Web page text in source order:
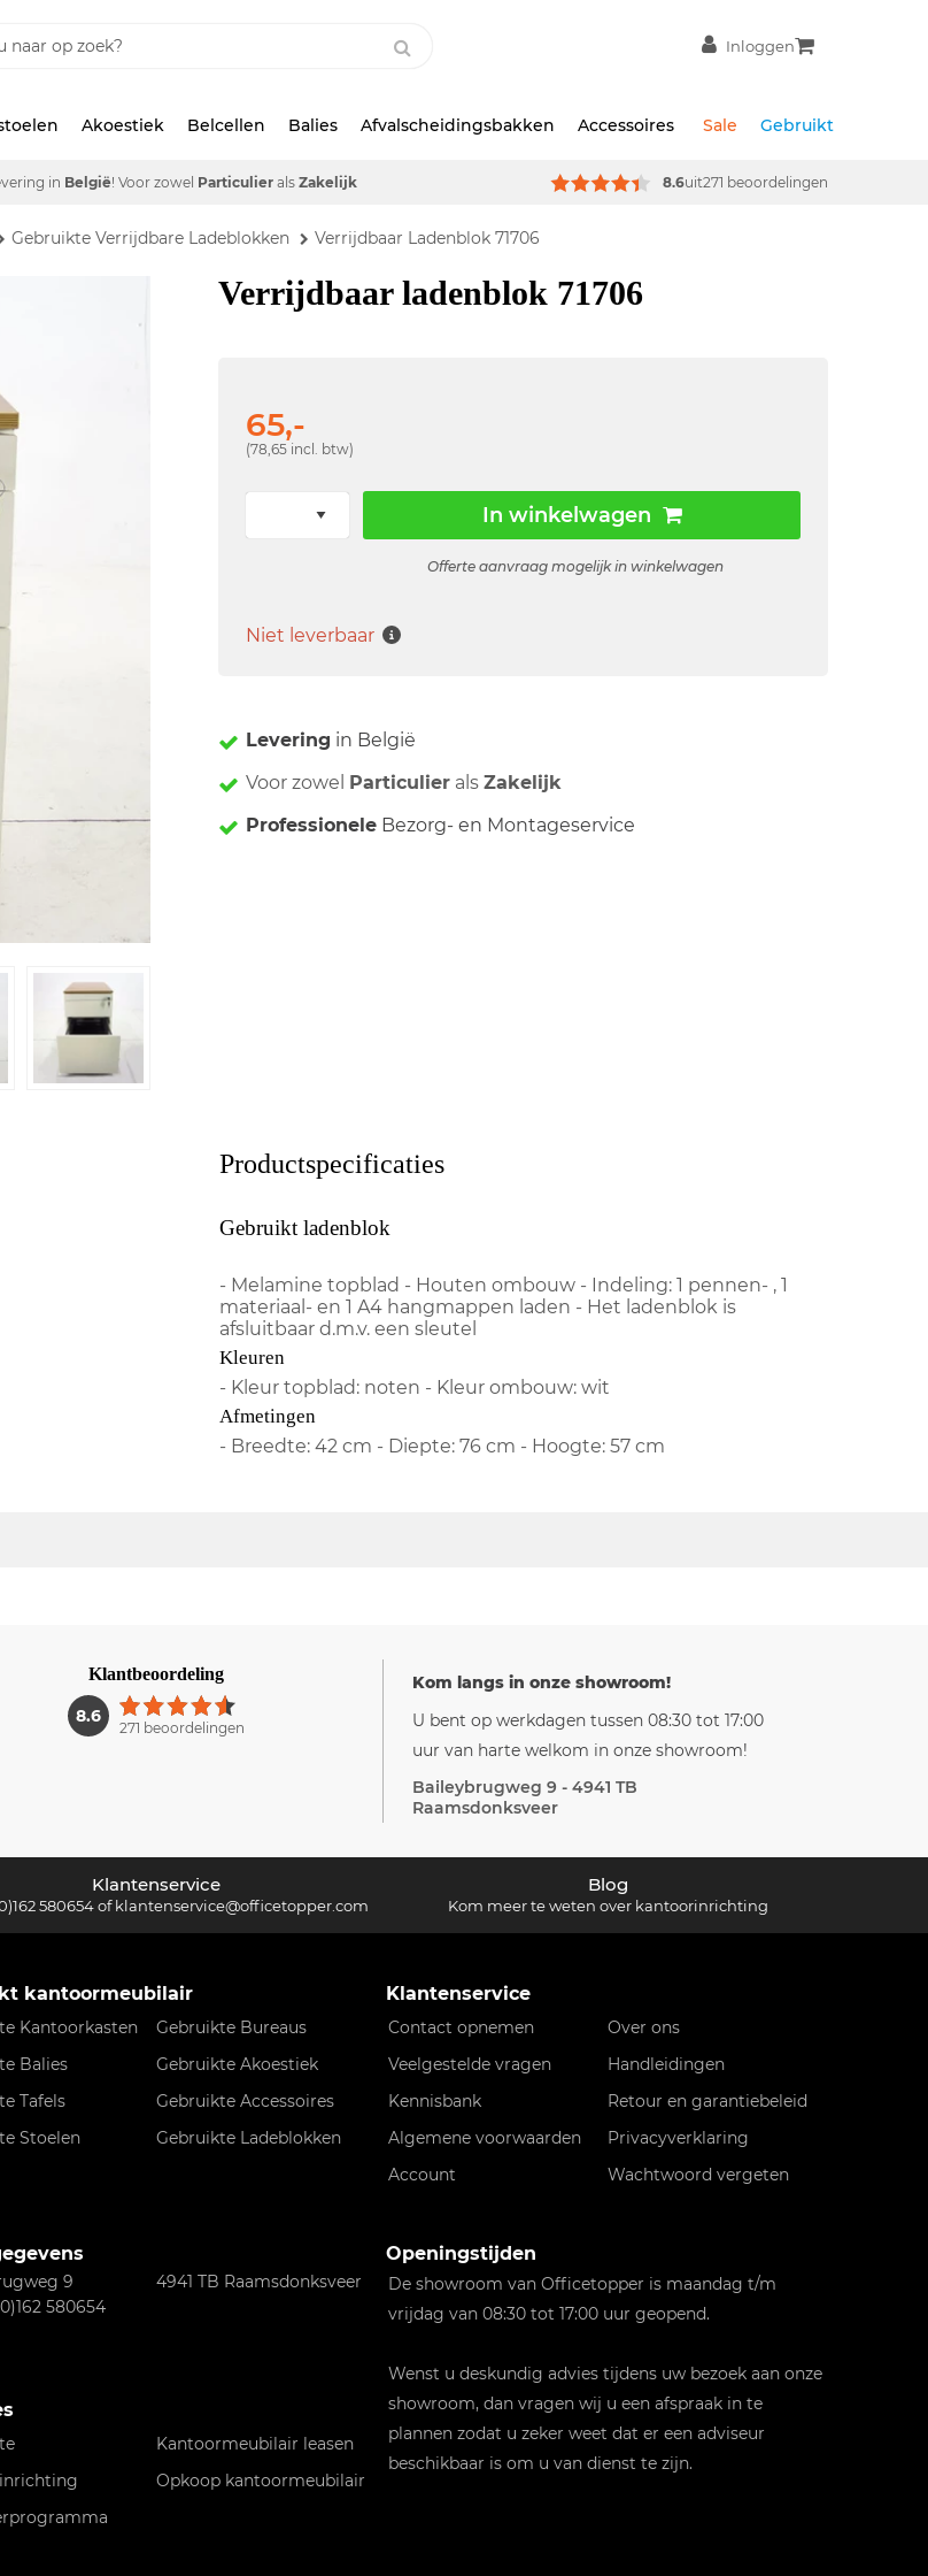
Inloggen
Akoestiek Belcellen Balies Afvalscheidingsbakken Accessoires Sale Gebruikt
in België! Voor zowel Particulier als Zakelijk 8.6uit271 beoordelingen
Gebruikte Verrijdbare Ladeblokken Verrijdbaar Ladenblok 71706
Verrijdbaar ladenblok 71706
65,-
(78,65 incl. btw)
In winkelwagen
Offerte aanvraag mogelijk in winkelwagen
Niet leverbaar
Levering in België
Voor zowel Particulier alsZakelijk
Professionele Bezorg- en Montageservice
Productspecificaties
Gebruikt ladenblok
- Melamine topblad - Houten ombouw - Indeling: 1 pennen- , 1
materiaal- en 1 A4 hangmappen laden - Het ladenblok is
afsluitbaar d.m.v. een sleutel
Kleuren
- Kleur topblad: noten - Kleur ombouw: wit
Afmetingen
- Breedte: 42 cm - Diepte: 76 cm - Hoogte: 57 cm
Klantbeoordeling
8.6 1
271 beoordelingen
Kom langs in onze showroom!
U bent op werkdagen tussen 08:30 tot 17:00
uur van harte welkom in onze showroom!
Baileybrugweg 9 - 4941 TB
Raamsdonksveer
Klantenservice
580654ofklantenservice@officetopper.com
Blog
Kom meer te weten over kantoorinrichting
kantoormeubilair
Kantoorkasten
Gebruikte Bureaus
Balies
Gebruikte Akoestiek
Tafels
Gebruikte Accessoires
Stoelen
Gebruikte Ladeblokken
9
4941 TB Raamsdonksveer
580654
Kantoormeubilair leasen
Opkoop kantoormeubilair
Klantenservice
Contact opnemen
Over ons
Veelgestelde vragen
Handleidingen
Kennisbank
Retour en garantiebeleid
Algemene voorwaarden
Privacyverklaring
Account
Wachtwoord vergeten
Openingstijden
De showroom van Officetopper is maandag t/m
vrijdag van 08:30 tot 17:00 uur geopend.
Wenst u deskundig advies tijdens uw bezoek aan onze
showroom, dan vragen wij u een afspraak in te
plannen zodat u zeker weet dat er een adviseur
beschikbaar is om u van dienst te zijn.